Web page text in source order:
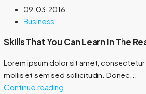
09.03.2016
Business
Skills That You Can Learn In The
Lorem ipsum dolor sit amet, consectetur
mollis et sem sed sollicitudin. Donec...
Continue reading